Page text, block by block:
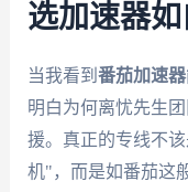
选加速器
当我看到 番茄加速器
明白为何离忧先生
援。真正的专线不
机"，而是如番茄这